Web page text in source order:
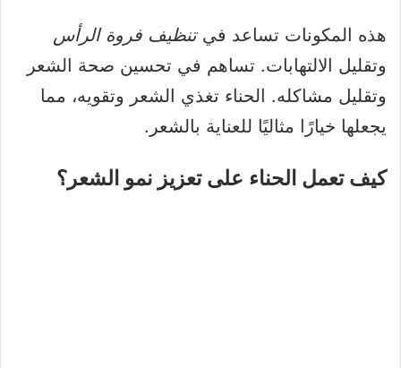
هذه المكونات تساعد فيتنظيف فروة الرأس
وتقليل الالتهابات. تساهم في تحسين صحة الشعر
وتقليل مشاكله. الحناء تغذي الشعر وتقويه، مما
يجعلها خيارًا مثاليًا للعناية بالشعر.
كيف تعمل الحناء على تعزيز نمو الشعر؟